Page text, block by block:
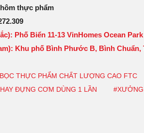
thực phẩm
Phố Biển 11-13 VinHomes Ocean
Khu phố Bình Phước B, Bình
THỰC PHẨM CHẤT LƯỢNG CAO FTC
ĐỰNG CƠM DÙNG 1 LẦN